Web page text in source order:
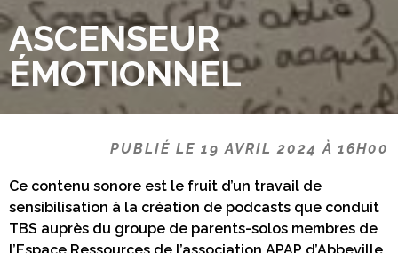
ASCENSEUR
ÉMOTIONNEL
PUBLIÉ LE 19 AVRIL 2024 À 16H00
Ce contenu sonore est le fruit d’un travail de
sensibilisation à la création de podcasts que conduit
TBS auprès du groupe de parents-solos membres de